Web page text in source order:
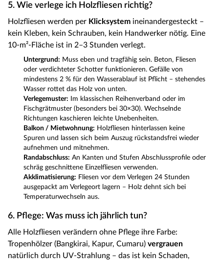
5. Wie verlege ich Holzfliesen richtig?
Holzfliesen werden per Klicksystem ineinandergesteckt –
kein Kleben, kein Schrauben, kein Handwerker nötig. Eine
10-m²-Fläche ist in 2–3 Stunden verlegt.
Untergrund: Muss eben und tragfähig sein. Beton, Fliesen
oder verdichteter Schotter funktionieren. Gefälle von
mindestens 2 % für den Wasserablauf ist Pflicht – stehendes
Wasser rottet das Holz von unten.
Verlegemuster: Im klassischen Reihenverband oder im
Fischgrätmuster (besonders bei 30×30). Wechselnde
Richtungen kaschieren leichte Unebenheiten.
Balkon / Mietwohnung: Holzfliesen hinterlassen keine
Spuren und lassen sich beim Auszug rückstandsfrei wieder
aufnehmen und mitnehmen.
Randabschluss: An Kanten und Stufen Abschlussprofile oder
schräg geschnittene Einzelfliesen verwenden.
Akklimatisierung: Fliesen vor dem Verlegen 24 Stunden
ausgepackt am Verlegeort lagern – Holz dehnt sich bei
Temperaturwechseln aus.
6. Pflege: Was muss ich jährlich tun?
Alle Holzfliesen verändern ohne Pflege ihre Farbe:
Tropenhölzer (Bangkirai, Kapur, Cumaru) vergrauen
natürlich durch UV-Strahlung – das ist kein Schaden,